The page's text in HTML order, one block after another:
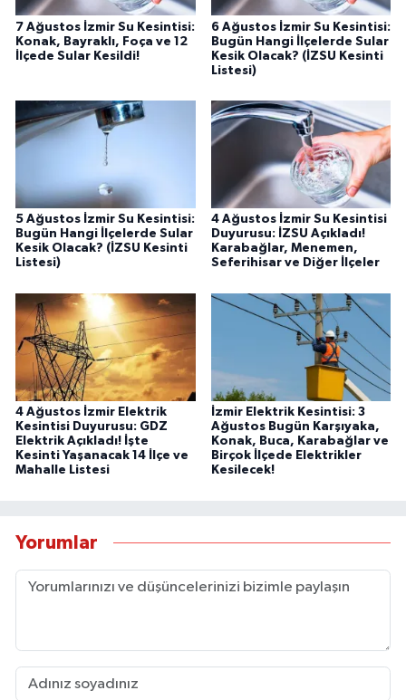
7 Ağustos İzmir Su Kesintisi:
Konak, Bayraklı, Foça ve 12
İlçede Sular Kesildi!
6 Ağustos İzmir Su Kesintisi:
Bugün Hangi İlçelerde Sular
Kesik Olacak? (İZSU Kesinti
Listesi)
5 Ağustos İzmir Su Kesintisi:
Bugün Hangi İlçelerde Sular
Kesik Olacak? (İZSU Kesinti
Listesi)
4 Ağustos İzmir Su Kesintisi
Duyurusu: İZSU Açıkladı!
Karabağlar, Menemen,
Seferihisar ve Diğer İlçeler
4 Ağustos İzmir Elektrik
Kesintisi Duyurusu: GDZ
Elektrik Açıkladı! İşte
Kesinti Yaşanacak 14 İlçe ve
Mahalle Listesi
İzmir Elektrik Kesintisi: 3
Ağustos Bugün Karşıyaka,
Konak, Buca, Karabağlar ve
Birçok İlçede Elektrikler
Kesilecek!
Yorumlar